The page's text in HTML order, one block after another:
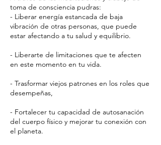
toma de consciencia pudras:
- Liberar energía estancada de baja
vibración de otras personas, que puede
estar afectando a tu salud y equilibrio.
- Liberarte de limitaciones que te afecten
en este momento en tu vida.
- Trasformar viejos patrones en los roles que
desempeñas,
- Fortalecer tu capacidad de autosanación
del cuerpo físico y mejorar tu conexión con
el planeta.